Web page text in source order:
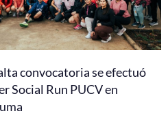
convocatoria se efectuó
Social Run PUCV en